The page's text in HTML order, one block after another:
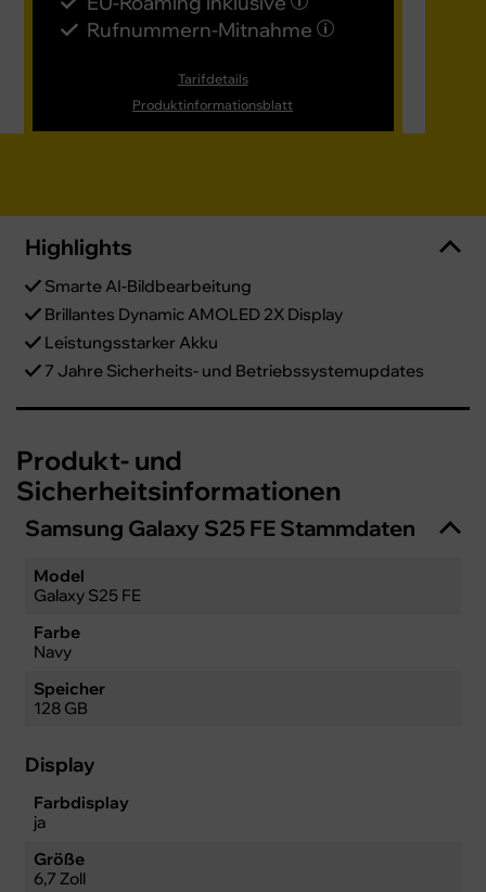
Rufnummern-​Mitnahme
Tarifdetails
Produktinformationsblatt
Highlights
Smarte AI-Bildbearbeitung
Brillantes Dynamic AMOLED 2X Display
Leistungsstarker Akku
7 Jahre Sicherheits- und Betriebssystemupdates
Produkt- und
Sicherheitsinformationen
Samsung Galaxy S25 FE Stammdaten
Model
Galaxy S25 FE
Farbe
Navy
Speicher
128 GB
Display
Farbdisplay
ja
Größe
6,7 Zoll